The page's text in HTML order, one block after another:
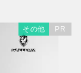
その他 PR